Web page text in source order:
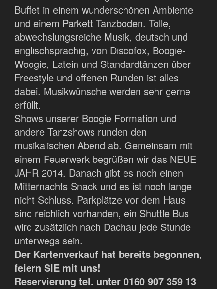
Buffet in einem wunderschönen Ambiente
und einem Parkett Tanzboden. Tolle,
abwechslungsreiche Musik, deutsch und
englischsprachig, von Discofox, Boogie-
Woogie, Latein und Standardtänzen über
Freestyle und offenen Runden ist alles
dabei. Musikwünsche werden sehr gerne
erfüllt.
Shows unserer Boogie Formation und
andere Tanzshows runden den
musikalischen Abend ab. Gemeinsam mit
einem Feuerwerk begrüßen wir das NEUE
JAHR 2014. Danach gibt es noch einen
Mitternachts Snack und es ist noch lange
nicht Schluss. Parkplätze vor dem Haus
sind reichlich vorhanden, ein Shuttle Bus
wird zusätzlich nach Dachau jede Stunde
unterwegs sein.
Der Kartenverkauf hat bereits begonnen,
feiern SIE mit uns!
Reservierung tel. unter 0160 907 359 13